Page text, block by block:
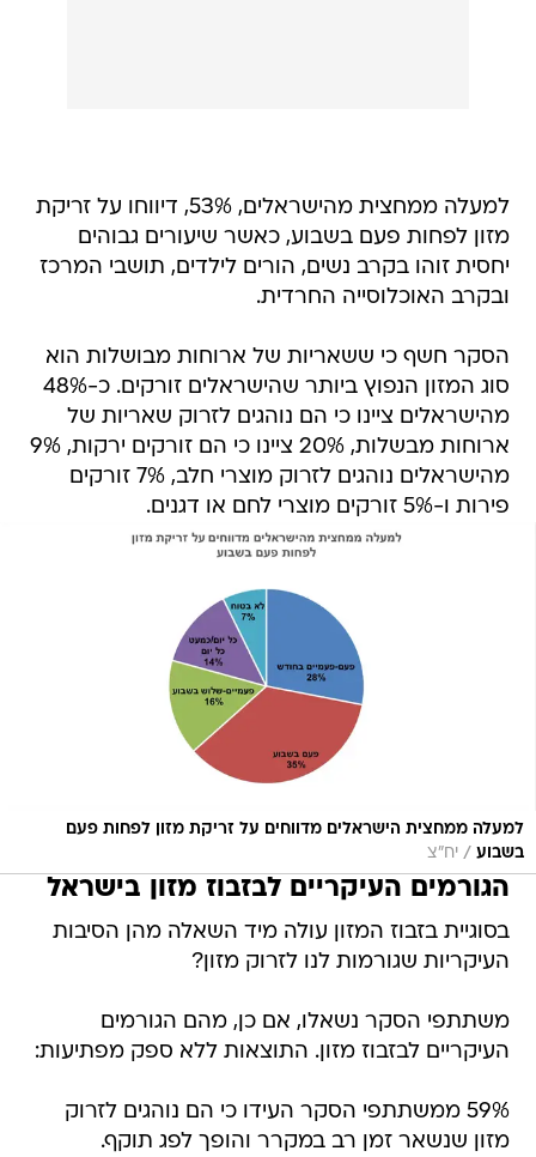
למעלה ממחצית מהישראלים, 53%, דיווחו על זריקת
מזון לפחות פעם בשבוע, כאשר שיעורים גבוהים
יחסית זוהו בקרב נשים, הורים לילדים, תושבי המרכז
ובקרב האוכלוסייה החרדית.
הסקר חשף כי ששאריות של ארוחות מבושלות הוא
סוג המזון הנפוץ ביותר שהישראלים זורקים. כ-48%
מהישראלים ציינו כי הם נוהגים לזרוק שאריות של
ארוחות מבשלות, 20% ציינו כי הם זורקים ירקות, 9%
מהישראלים נוהגים לזרוק מוצרי חלב, 7% זורקים
פירות ו-5% זורקים מוצרי לחם או דגנים.
למעלה ממחצית הישראלים מדווחים על זריקת מזון לפחות פעם
בשבוע / יח"צ
הגורמים העיקריים לבזבוז מזון בישראל
בסוגיית בזבוז המזון עולה מיד השאלה מהן הסיבות
העיקריות שגורמות לנו לזרוק מזון?
משתתפי הסקר נשאלו, אם כן, מהם הגורמים
העיקריים לבזבוז מזון. התוצאות ללא ספק מפתיעות:
59% ממשתתפי הסקר העידו כי הם נוהגים לזרוק
מזון שנשאר זמן רב במקרר והופך לפג תוקף.